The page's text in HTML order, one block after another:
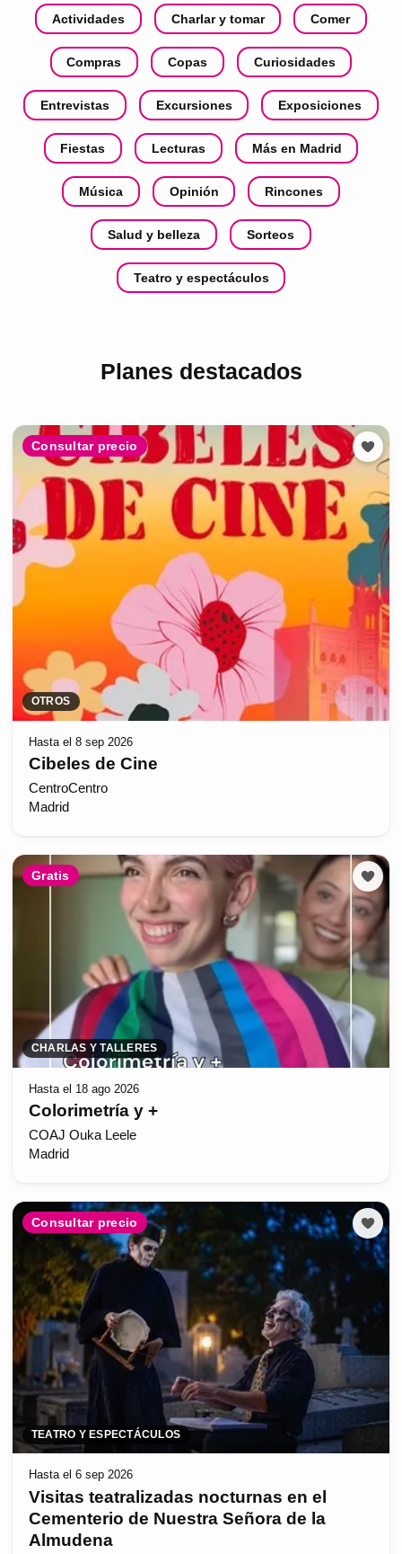
Actividades Charlar y tomar Comer
Compras Copas Curiosidades
Entrevistas Excursiones Exposiciones
Fiestas Lecturas Más en Madrid
Música Opinión Rincones
Salud y belleza Sorteos
Teatro y espectáculos
Planes destacados
Consultar precio
OTROS
Hasta el 8 sep 2026
Cibeles de Cine
CentroCentro
Madrid
Gratis
CHARLAS Y TALLERES
Hasta el 18 ago 2026
Colorimetría y +
COAJ Ouka Leele
Madrid
Consultar precio
TEATRO Y ESPECTÁCULOS
Hasta el 6 sep 2026
Visitas teatralizadas nocturnas en el
Cementerio de Nuestra Señora de la
Almudena